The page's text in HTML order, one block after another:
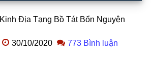
Kinh Địa Tạng Bồ Tát Bổn Nguyện
30/10/2020 773 Bình luận